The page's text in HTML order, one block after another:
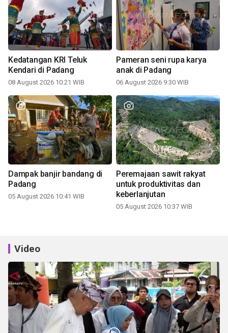
Kedatangan KRI Teluk
Kendari di Padang
08 August 2026 10:21 WIB
Pameran seni rupa karya
anak di Padang
06 August 2026 9:30 WIB
Dampak banjir bandang di
Padang
05 August 2026 10:41 WIB
Peremajaan sawit rakyat
untuk produktivitas dan
keberlanjutan
05 August 2026 10:37 WIB
Video